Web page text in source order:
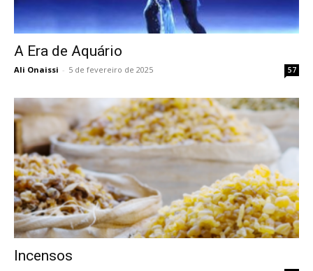
A Era de Aquário
Ali Onaissi - 5 de fevereiro de 2025 57
Incensos